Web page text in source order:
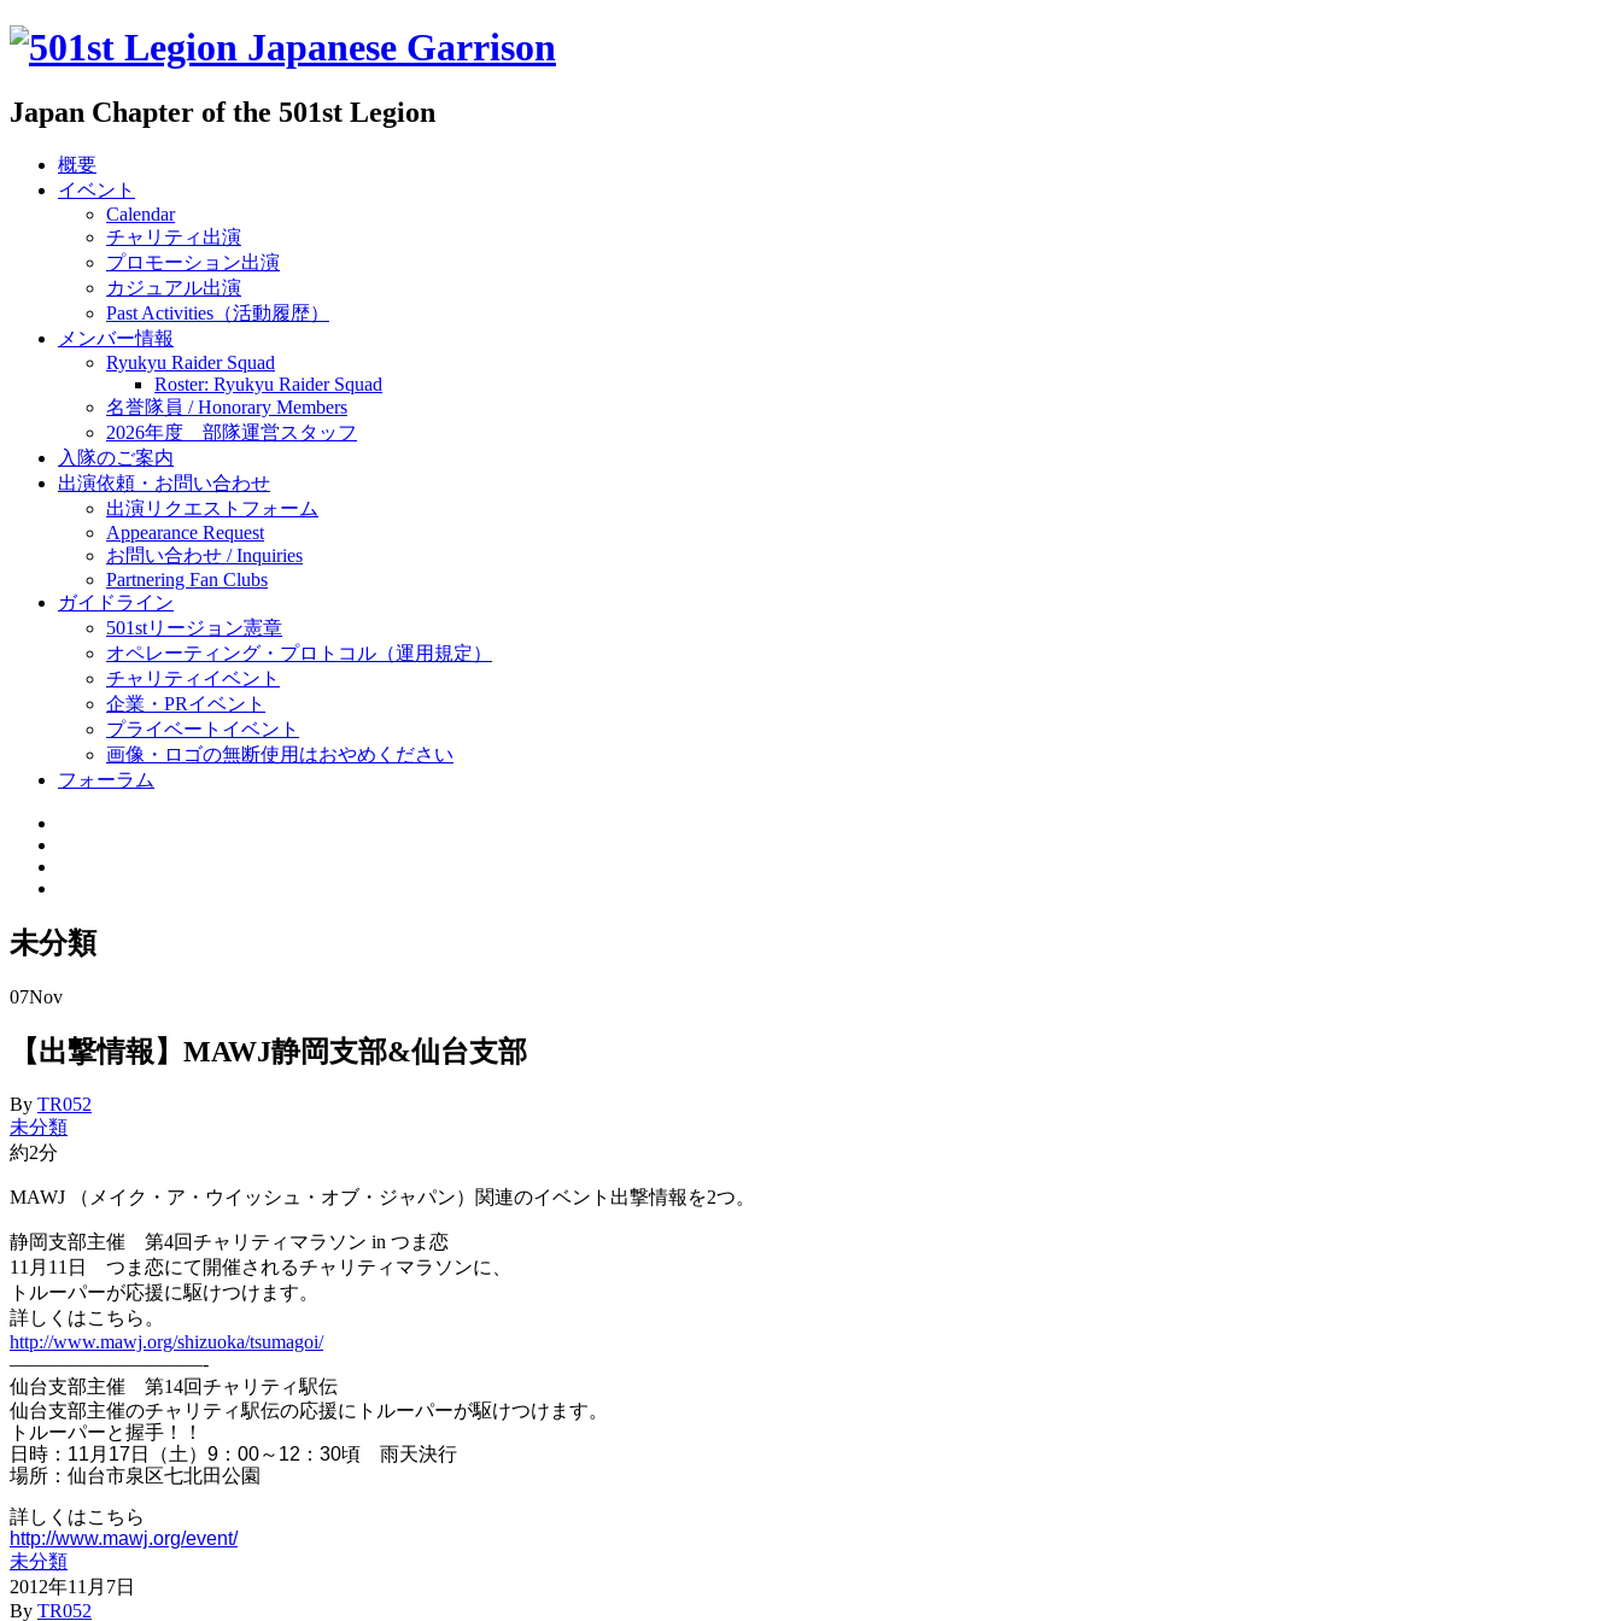
Japan Chapter of the 501st Legion
概要
イベント
Calendar
チャリティ出演
プロモーション出演
カジュアル出演
Past Activities（活動履歴）
メンバー情報
Ryukyu Raider Squad
Roster: Ryukyu Raider Squad
名誉隊員 / Honorary Members
2026年度 部隊運営スタッフ
入隊のご案内
出演依頼・お問い合わせ
出演リクエストフォーム
Appearance Request
お問い合わせ / Inquiries
Partnering Fan Clubs
ガイドライン
501stリージョン憲章
オペレーティング・プロトコル（運用規定）
チャリティイベント
企業・PRイベント
プライベートイベント
画像・ロゴの無断使用はおやめください
フォーラム
未分類
07Nov
【出撃情報】MAWJ静岡支部&仙台支部
By TR052
未分類
約2分
MAWJ （メイク・ア・ウイッシュ・オブ・ジャパン）関連のイベント出撃情報を2つ。
静岡支部主催 第4回チャリティマラソン in つま恋
11月11日 つま恋にて開催されるチャリティマラソンに、
トルーパーが応援に駆けつけます。
詳しくはこちら。
http://www.mawj.org/shizuoka/tsumagoi/
——————————-
仙台支部主催 第14回チャリティ駅伝
仙台支部主催のチャリティ駅伝の応援にトルーパーが駆けつけます。
トルーパーと握手！！
日時：11月17日（土）9：00～12：30頃 雨天決行
場所：仙台市泉区七北田公園
詳しくはこちら
http://www.mawj.org/event/
未分類
2012年11月7日
By TR052